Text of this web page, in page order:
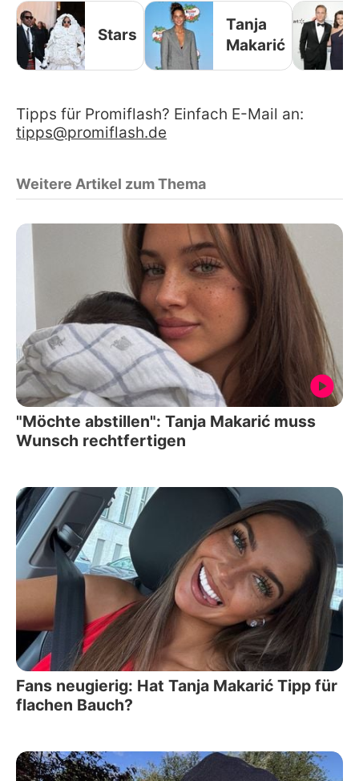
Stars
Tanja
Makarić
Tipps für Promiflash? Einfach E-Mail an:
tipps@promiflash.de
Weitere Artikel zum Thema
"Möchte abstillen": Tanja Makarić muss
Wunsch rechtfertigen
Fans neugierig: Hat Tanja Makarić Tipp für
flachen Bauch?